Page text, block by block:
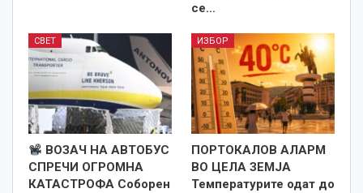
се…
СВЕТ
ВОЗАЧ НА АВТОБУС
СПРЕЧИ ОГРОМНА
КАТАСТРОФА Соборен
ИЗБОР
ПОРТОКАЛОВ АЛАРМ
ВО ЦЕЛА ЗЕМЈА
Температурите одат до